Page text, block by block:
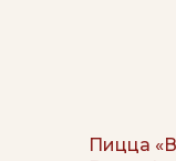
Пицца